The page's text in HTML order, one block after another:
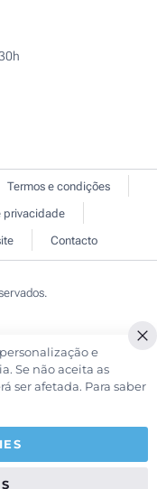
Termos e condições
privacidade
Contacto
e
Se não aceita as
ser afetada. Para saber